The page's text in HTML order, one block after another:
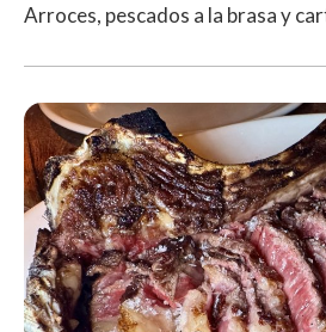
Arroces, pescados a la brasa y